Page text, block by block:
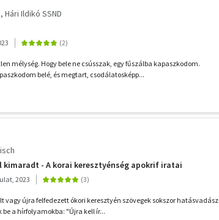
Hári Ildikó SSND
mélység. Hogy bele ne csússzak, egy fűszálba kapaszkodom.
belé, és megtart, csodálatosképp...
kimaradt - A korai keresztyénség apokrif iratai
2023
vagy újra felfedezett ókori keresztyén szövegek sokszor hatásvadász
a hírfolyamokba: "Újra kell ír...